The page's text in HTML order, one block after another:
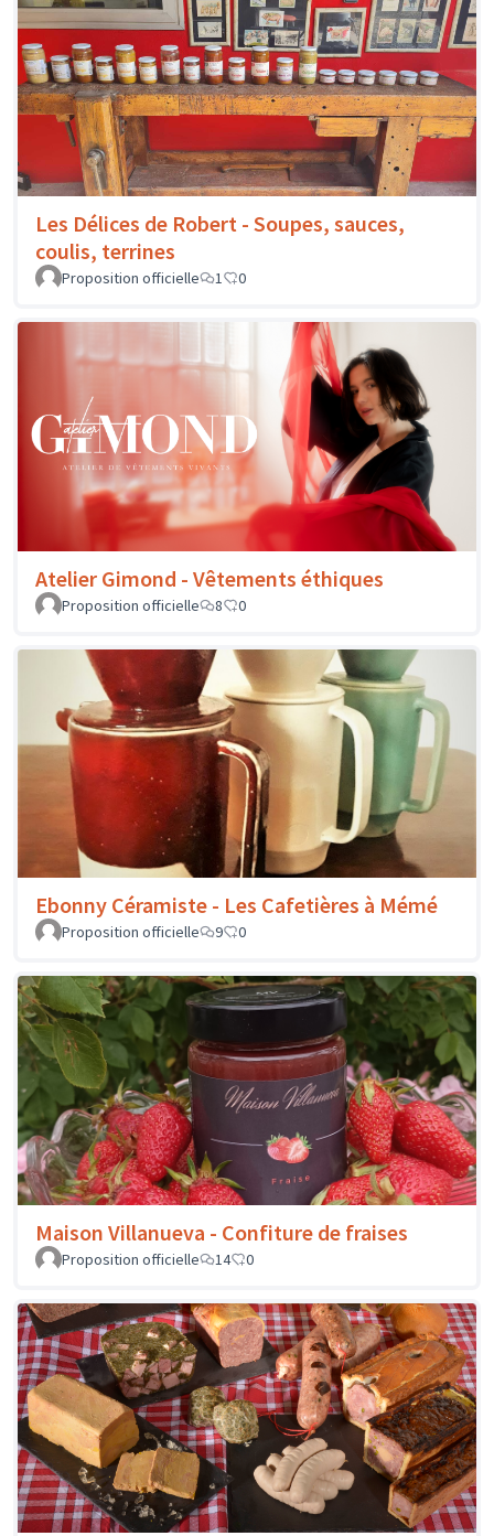
Les Délices de Robert - Soupes, sauces,
coulis, terrines
Proposition officielle 1 0
Atelier Gimond - Vêtements éthiques
Proposition officielle 8 0
Ebonny Céramiste - Les Cafetières à Mémé
Proposition officielle 9 0
Maison Villanueva - Confiture de fraises
Proposition officielle 14 0